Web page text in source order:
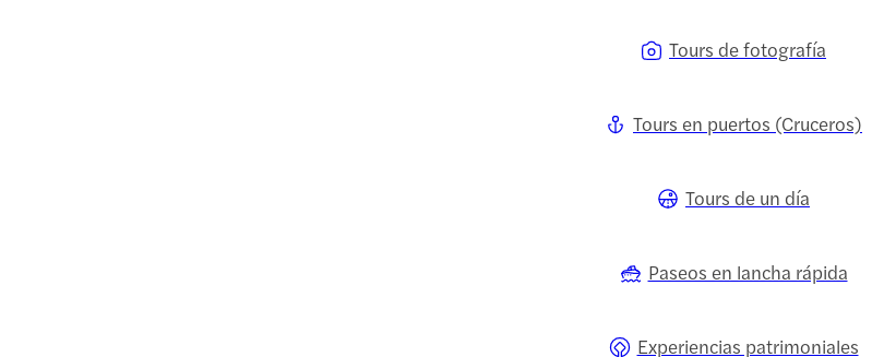
Tours de fotografía
Tours en puertos (Cruceros)
Tours de un día
Paseos en lancha rápida
Experiencias patrimoniales